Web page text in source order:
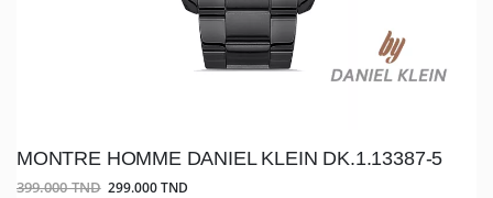
MONTRE HOMME DANIEL KLEIN DK.1.13387-5
399.000 TND 299.000 TND